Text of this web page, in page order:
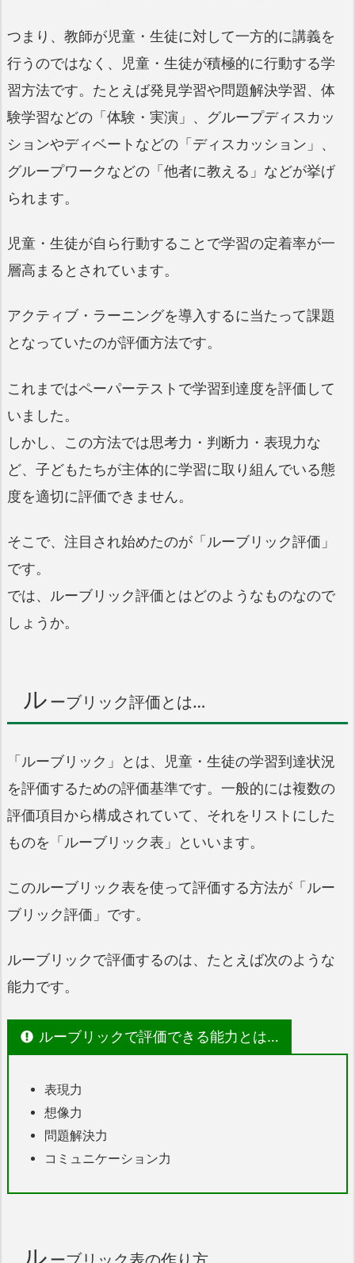
つまり、教師が児童・生徒に対して一方的に講義を
行うのではなく、児童・生徒が積極的に行動する学
習方法です。たとえば発見学習や問題解決学習、体
験学習などの「体験・実演」、グループディスカッ
ションやディベートなどの「ディスカッション」、
グループワークなどの「他者に教える」などが挙げ
られます。
児童・生徒が自ら行動することで学習の定着率が一
層高まるとされています。
アクティブ・ラーニングを導入するに当たって課題
となっていたのが評価方法です。
これまではペーパーテストで学習到達度を評価して
いました。
しかし、この方法では思考力・判断力・表現力な
ど、子どもたちが主体的に学習に取り組んでいる態
度を適切に評価できません。
そこで、注目され始めたのが「ルーブリック評価」
です。
では、ルーブリック評価とはどのようなものなので
しょうか。
ル ーブリック評価とは…
「ルーブリック」とは、児童・生徒の学習到達状況
を評価するための評価基準です。一般的には複数の
評価項目から構成されていて、それをリストにした
ものを「ルーブリック表」といいます。
このルーブリック表を使って評価する方法が「ルー
ブリック評価」です。
ルーブリックで評価するのは、たとえば次のような
能力です。
ルーブリックで評価できる能力とは…
表現力
想像力
問題解決力
コミュニケーション力
ル